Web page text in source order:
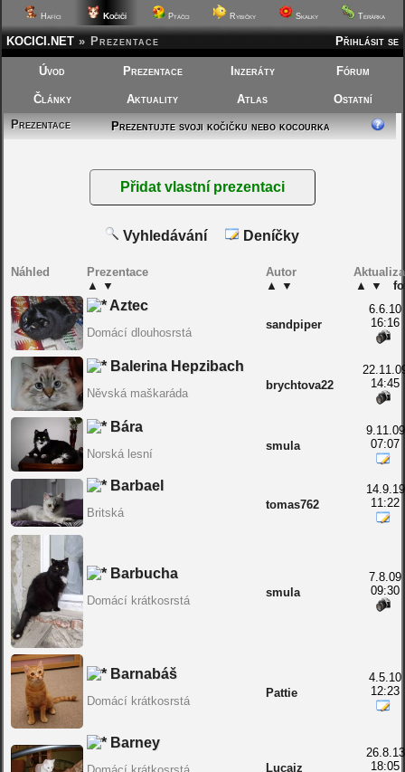
Hafíci Kočičí Ptáčci Rybičky Skalky Terárka
Přihlásit se
KOCICI.NET » Prezentace
Úvod Prezentace Inzeráty Fórum
Články Aktuality Atlas
Ostatní
Prezentace
Prezentujte svoji kočičku nebo kocourka
Vyhledávání Deníčky
Náhled
Prezentace
▲ ▼
Autor
▲ ▼
▲ ▼
Aztec
Domácí dlouhosrstá
sandpiper
6.6.10
16:16
Balerina Hepzibach
Něvská maškaráda
brychtova22
14:45
Bára
Norská lesní
smula
9.11.09
07:07
Barbael
Britská
tomas762
14.9.19
11:22
Barbucha
Domácí krátkosrstá
smula
7.8.09
09:30
Barnabáš
Domácí krátkosrstá
Pattie
4.5.10
12:23
Barney
Lucajz
26.8.13
18:05